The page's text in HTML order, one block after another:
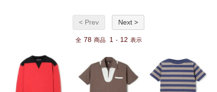
< Prev Next >
全 78 商品 1 - 12 表示